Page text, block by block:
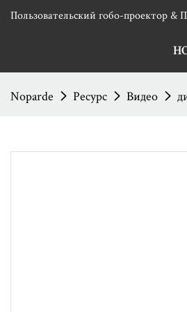
Пользовательский гобо-проектор &
Noparde Ресурс Видео